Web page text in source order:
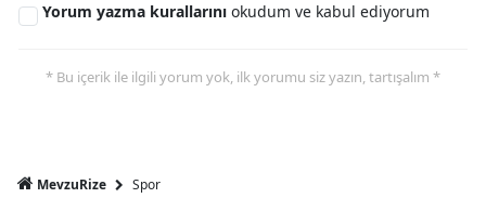
Yorum yazma kurallarını okudum ve kabul ediyorum
* Bu içerik ile ilgili yorum yok, ilk yorumu siz yazın, tartışalım *
MevzuRize Spor